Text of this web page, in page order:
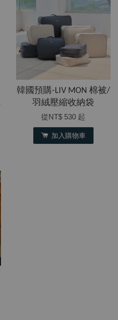
韓國預購-LIV MON 棉被/
羽絨壓縮收納袋
從NT$ 530 起
加入購物車